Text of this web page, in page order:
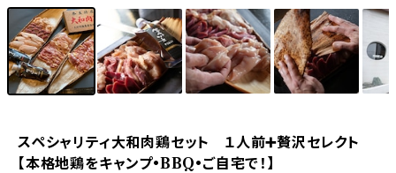
スペシャリティ大和肉鶏セット １人前➕贅沢セレクト
【本格地鶏をキャンプ•BBQ•ご自宅で！】